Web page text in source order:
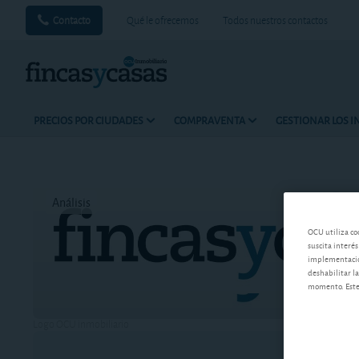
Contacto Qué le ofrecemos Todos nuestros contactos
PRECIOS POR CIUDADES COMPRAVENTA GESTIONAR LOS
Análisis
OCU utiliza
suscita
deshabilitar
momento.